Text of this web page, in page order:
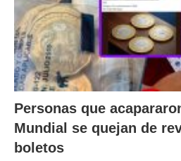
Personas que
Mundial se quejan de
boletos